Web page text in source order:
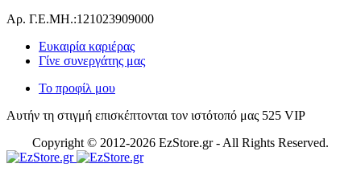
Αρ. Γ.Ε.ΜΗ.:121023909000
Ευκαιρία καριέρας
Γίνε συνεργάτης μας
Το προφίλ μου
Αυτήν τη στιγμή επισκέπτονται τον ιστότοπό μας 525 VIP
Copyright © 2012-2026 EzStore.gr - All Rights Reserved.